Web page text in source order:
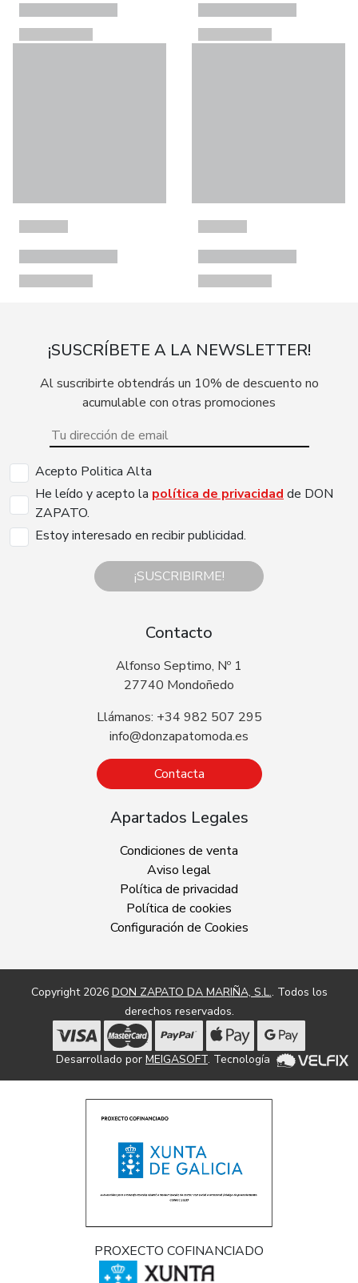
¡SUSCRÍBETE A LA NEWSLETTER!
Al suscribirte obtendrás un 10% de descuento no
acumulable con otras promociones
Acepto Politica Alta
He leído y acepto la política de privacidad de DON
ZAPATO.
Estoy interesado en recibir publicidad.
¡SUSCRIBIRME!
Contacto
Alfonso Septimo, Nº 1
27740 Mondoñedo
Llámanos: +34 982 507 295
info@donzapatomoda.es
Contacta
Apartados Legales
Condiciones de venta
Aviso legal
Política de privacidad
Política de cookies
Configuración de Cookies
Copyright 2026 DON ZAPATO DA MARIÑA, S.L.. Todos los
derechos reservados.
Desarrollado por MEIGASOFT. Tecnología
PROXECTO COFINANCIADO